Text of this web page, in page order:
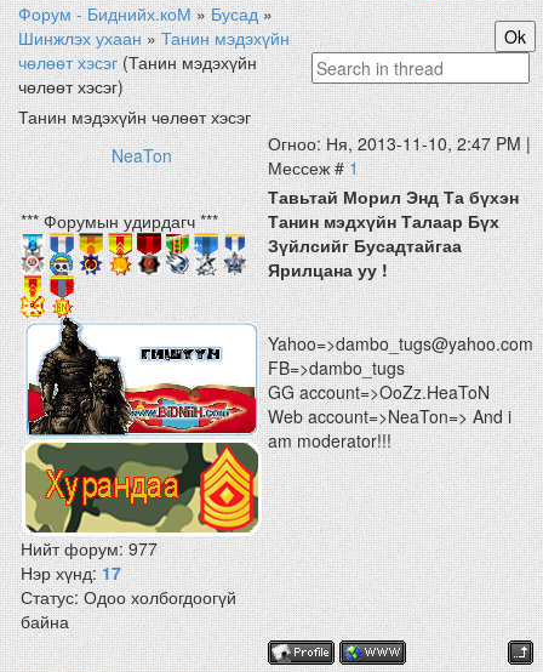
Форум - Биднийх.коМ » Бусад »
Шинжлэх ухаан » Танин мэдэхүйн
чөлөөт хэсэг (Танин мэдэхүйн
чөлөөт хэсэг)
Танин мэдэхүйн чөлөөт хэсэг
NeaTon
Огноо: Ня, 2013-11-10, 2:47 PM |
Мессеж #1
*** Форумын удирдагч ***
Нийт форум:977
Нэр хүнд:17
Статус:Одоо холбогдоогүй
байна
Тавьтай Морил Энд Та бүхэн
Танин мэдхүйн Талаар Бүх
Зүйлсийг Бусадтайгаа
Ярилцана уу !
Yahoo=>dambo_tugs@yahoo.com
FB=>dambo_tugs
GG account=>OoZz.HeaToN
Web account=>NeaTon=> And i
am moderator!!!